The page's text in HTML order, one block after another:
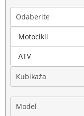
Odaberite
Marka
Kubikaža
Model
Motocikli
ATV